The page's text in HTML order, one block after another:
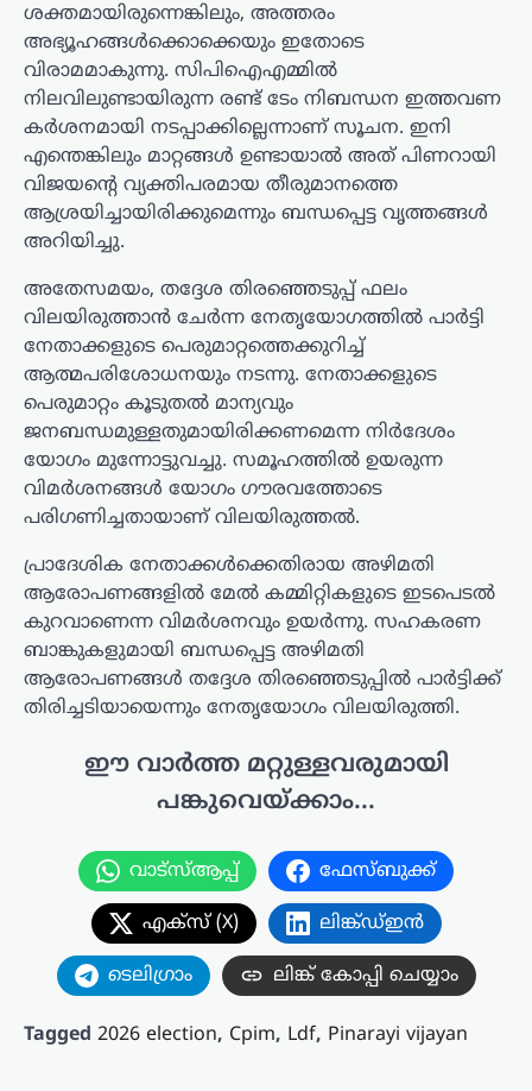
ശക്തമായിരുന്നെങ്കിലും, അത്തരം
അഭ്യൂഹങ്ങൾക്കൊക്കെയും ഇതോടെ
വിരാമമാകുന്നു. സിപിഐഎമ്മിൽ
നിലവിലുണ്ടായിരുന്ന രണ്ട് ടേം നിബന്ധന ഇത്തവണ
കർശനമായി നടപ്പാക്കില്ലെന്നാണ് സൂചന. ഇനി
എന്തെങ്കിലും മാറ്റങ്ങൾ ഉണ്ടായാൽ അത് പിണറായി
വിജയന്റെ വ്യക്തിപരമായ തീരുമാനത്തെ
ആശ്രയിച്ചായിരിക്കുമെന്നും ബന്ധപ്പെട്ട വൃത്തങ്ങൾ
അറിയിച്ചു.
അതേസമയം, തദ്ദേശ തിരഞ്ഞെടുപ്പ് ഫലം
വിലയിരുത്താൻ ചേർന്ന നേതൃയോഗത്തിൽ പാർട്ടി
നേതാക്കളുടെ പെരുമാറ്റത്തെക്കുറിച്ച്
ആത്മപരിശോധനയും നടന്നു. നേതാക്കളുടെ
പെരുമാറ്റം കൂടുതൽ മാന്യവും
ജനബന്ധമുള്ളതുമായിരിക്കണമെന്ന നിർദേശം
യോഗം മുന്നോട്ടുവച്ചു. സമൂഹത്തിൽ ഉയരുന്ന
വിമർശനങ്ങൾ യോഗം ഗൗരവത്തോടെ
പരിഗണിച്ചതായാണ് വിലയിരുത്തൽ.
പ്രാദേശിക നേതാക്കൾക്കെതിരായ അഴിമതി
ആരോപണങ്ങളിൽ മേൽ കമ്മിറ്റികളുടെ ഇടപെടൽ
കുറവാണെന്ന വിമർശനവും ഉയർന്നു. സഹകരണ
ബാങ്കുകളുമായി ബന്ധപ്പെട്ട അഴിമതി
ആരോപണങ്ങൾ തദ്ദേശ തിരഞ്ഞെടുപ്പിൽ പാർട്ടിക്ക്
തിരിച്ചടിയായെന്നും നേതൃയോഗം വിലയിരുത്തി.
ഈ വാർത്ത മറ്റുള്ളവരുമായി
പങ്കുവെയ്ക്കാം...
വാട്സ്ആപ്പ് ഫേസ്ബുക്ക്
എക്സ് (X) ലിങ്ക്ഡ്ഇൻ
ടെലിഗ്രാം ലിങ്ക് കോപ്പി ചെയ്യാം
Tagged 2026 election, Cpim, Ldf, Pinarayi vijayan